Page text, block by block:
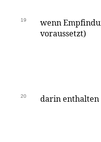
19
wenn
voraussetzt)
20 darin enthalten